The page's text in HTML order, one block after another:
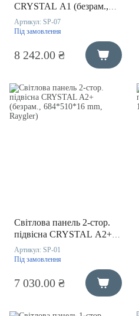
CRYSTAL A1 (безрам.,
931*684*10 мм, InLight)
Артикул: SP-07
Під замовлення
8 242.00 ₴
Світлова панель 2-стор.
підвісна CRYSTAL A2+
(безрам., 684*510*16 mm,
Raygler)
Артикул: SP-01
Під замовлення
7 030.00 ₴